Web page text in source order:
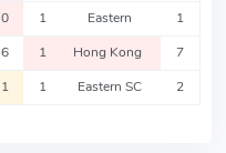
0 1 Eastern 1
6 1 Hong Kong 7
1 1 Eastern SC 2